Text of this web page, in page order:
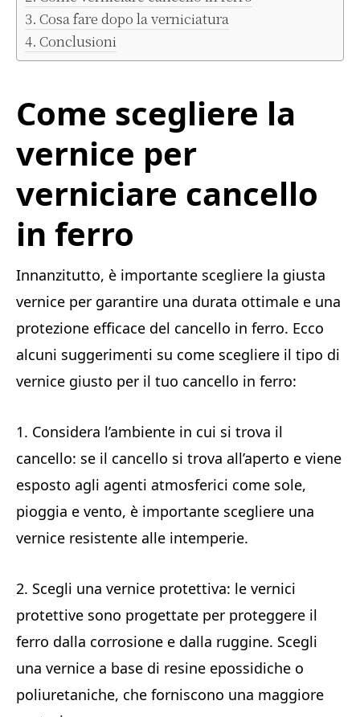
Cosa fare dopo la verniciatura
Conclusioni
Come scegliere la
vernice per
verniciare cancello
in ferro
Innanzitutto, è importante scegliere la giusta
vernice per garantire una durata ottimale e una
protezione efficace del cancello in ferro. Ecco
alcuni suggerimenti su come scegliere il tipo di
vernice giusto per il tuo cancello in ferro:
1. Considera l’ambiente in cui si trova il
cancello: se il cancello si trova all’aperto e viene
esposto agli agenti atmosferici come sole,
pioggia e vento, è importante scegliere una
vernice resistente alle intemperie.
2. Scegli una vernice protettiva: le vernici
protettive sono progettate per proteggere il
ferro dalla corrosione e dalla ruggine. Scegli
una vernice a base di resine epossidiche o
poliuretaniche, che forniscono una maggiore